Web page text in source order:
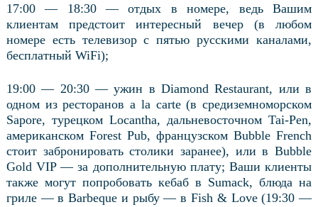
17:00 — 18:30 — отдых в номере, ведь Вашим
клиентам предстоит интересный вечер (в любом
номере есть телевизор с пятью русскими каналами,
бесплатный WiFi);
19:00 — 20:30 — ужин в Diamond Restaurant, или в
одном из ресторанов a la carte (в средиземноморском
Sapore, турецком Locantha, дальневосточном Tai-Pen,
американском Forest Pub, французском Bubble French
стоит забронировать столики заранее), или в Bubble
Gold VIP — за дополнительную плату; Ваши клиенты
также могут попробовать кебаб в Sumack, блюда на
гриле — в Barbeque и рыбу — в Fish & Love (19:30 —